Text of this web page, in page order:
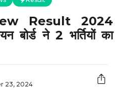
Result 2024
बोर्ड ने 2 भर्तियों का
23, 2024